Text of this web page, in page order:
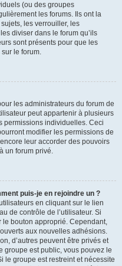
(ou des groupes
les forums. Ils ont la
les verrouiller, les
diviser dans le forum qu’ils
sont présents pour que les
le forum.
les administrateurs du forum de
peut appartenir à plusieurs
permissions individuelles. Ceci
modifier les permissions de
leur accorder des pouvoirs
un forum privé.
puis-je en rejoindre un ?
en cliquant sur le lien
de contrôle de l’utilisateur. Si
bouton approprié. Cependant,
aux nouvelles adhésions.
d’autres peuvent être privés et
groupe est public, vous pouvez le
le groupe est restreint et nécessite